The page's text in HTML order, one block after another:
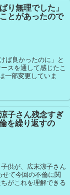
り無理でした」
とがあったので
ば良かったのに」と
スを通して感じたこ
一部変更していま
子さん残念すぎ
を繰り返すの
供が、広末涼子さん
て今回の不倫に関
がこれを理解できる